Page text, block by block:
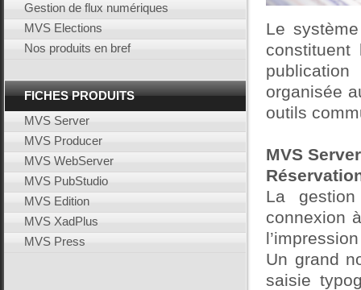
Gestion de flux numériques
MVS Elections
Nos produits en bref
FICHES PRODUITS
MVS Server
MVS Producer
MVS WebServer
MVS PubStudio
MVS Edition
MVS XadPlus
MVS Press
Le
constituent
organisée
outils
MVS
La
connexion
Un grand
saisie